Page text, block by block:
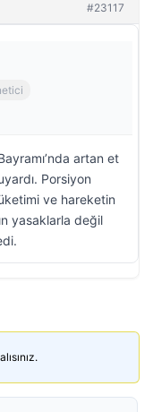
#23117
artan et
Porsiyon
ve hareketin
yasaklarla değil